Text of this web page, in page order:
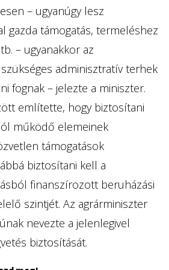
– ugyanúgy lesz
gazda támogatás, termeléshez
– ugyanakkor az
adminisztratív terhek
fognak – jelezte a miniszter.
említette, hogy biztosítani
működő elemeinek
támogatások
biztosítani kell a
finanszírozott beruházási
szintjét. Az agrárminiszter
nevezte a jelenlegivel
biztosítását.